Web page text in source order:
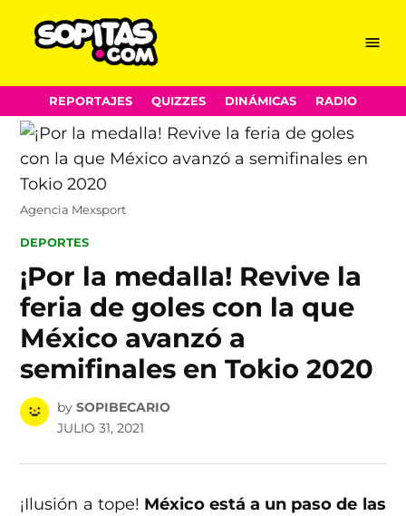
Skip
to
content
Menu
REPORTAJES QUIZZES DINÁMICAS RADIO
Agencia Mexsport
POSTED
DEPORTES
¡Por la medalla! Revive la
feria de goles con la que
México avanzó a
semifinales en Tokio 2020
by SOPIBECARIO
JULIO 31, 2021
¡Ilusión a tope! México está a un paso de las